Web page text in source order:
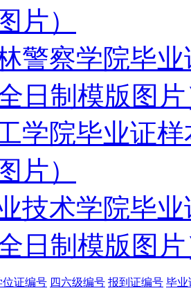
片）
警察学院毕
日制模版图
学院毕业证
片）
技术学院毕
日制模版图
位证编号 四六级编号 报到证编号 毕业